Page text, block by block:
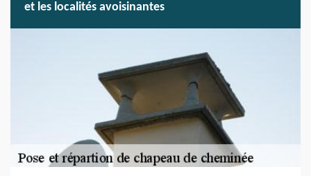
et les localités avoisinantes